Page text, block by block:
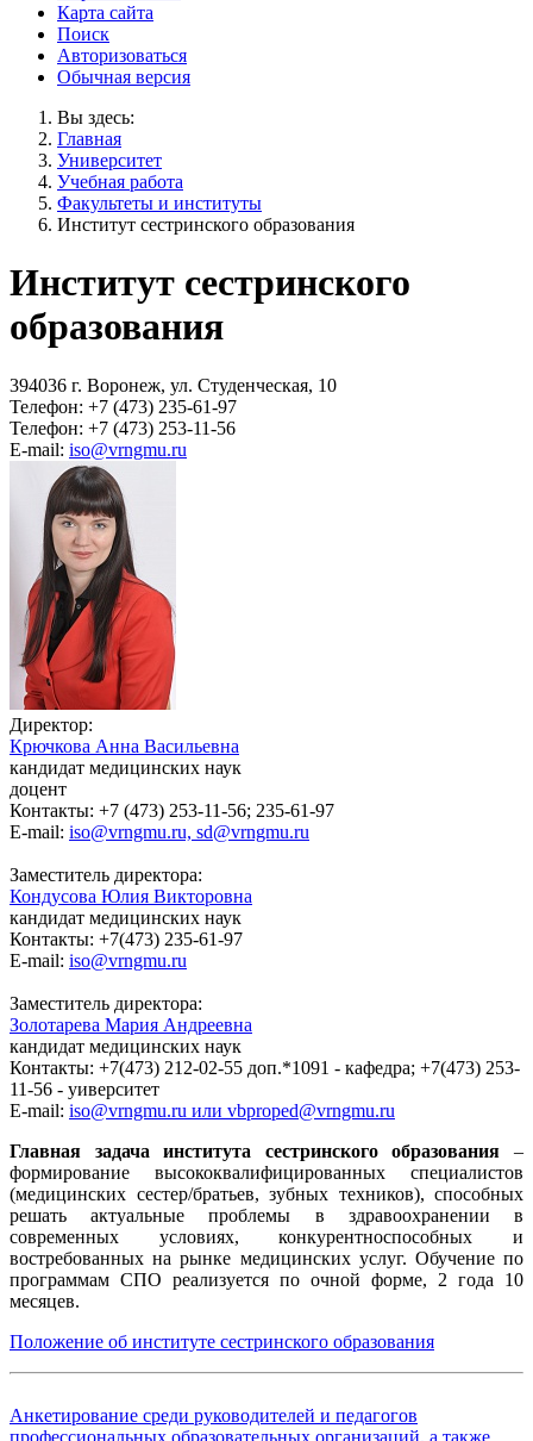
Карта сайта
Поиск
Авторизоваться
Обычная версия
Вы здесь:
Главная
Университет
Учебная работа
Факультеты и институты
Институт сестринского образования
Институт сестринского
образования
394036 г. Воронеж, ул. Студенческая, 10
Телефон: +7 (473) 235-61-97
Телефон: +7 (473) 253-11-56
E-mail: iso@vrngmu.ru
Директор:
Крючкова Анна Васильевна
кандидат медицинских наук
доцент
Контакты: +7 (473) 253-11-56; 235-61-97
E-mail: iso@vrngmu.ru, sd@vrngmu.ru
Заместитель директора:
Кондусова Юлия Викторовна
кандидат медицинских наук
Контакты: +7(473) 235-61-97
E-mail: iso@vrngmu.ru
Заместитель директора:
Золотарева Мария Андреевна
кандидат медицинских наук
Контакты: +7(473) 212-02-55 доп.*1091 - кафедра; +7(473) 253-
11-56 - уиверситет
E-mail: iso@vrngmu.ru или vbproped@vrngmu.ru
Главная задача института сестринского образования –
формирование высококвалифицированных специалистов
(медицинских сестер/братьев, зубных техников), способных
решать актуальные проблемы в здравоохранении в
современных условиях, конкурентноспособных и
востребованных на рынке медицинских услуг. Обучение по
программам СПО реализуется по очной форме, 2 года 10
месяцев.
Положение об институте сестринского образования
Анкетирование среди руководителей и педагогов
профессиональных образовательных организаций, а также